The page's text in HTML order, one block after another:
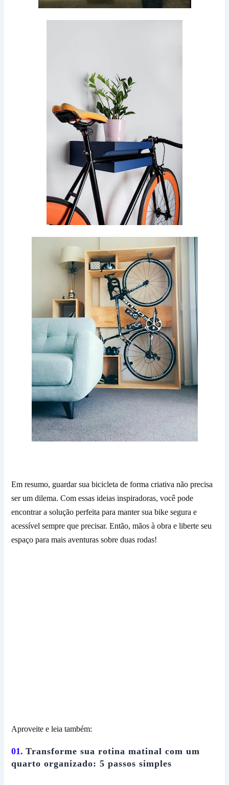
Em resumo, guardar sua bicicleta de forma criativa não precisa
ser um dilema. Com essas ideias inspiradoras, você pode
encontrar a solução perfeita para manter sua bike segura e
acessível sempre que precisar. Então, mãos à obra e liberte seu
espaço para mais aventuras sobre duas rodas!
Aproveite e leia também:
01.Transforme sua rotina matinal com um
quarto organizado: 5 passos simples